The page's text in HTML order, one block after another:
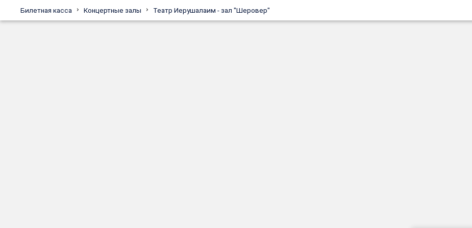
Билетная касса Концертные залы Театр Иерушалаим - зал "Шеровер"